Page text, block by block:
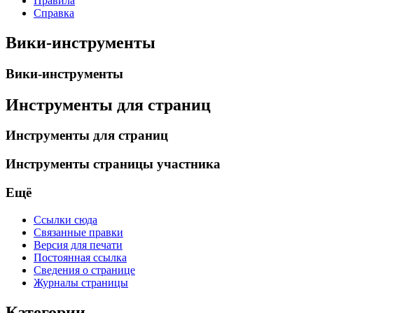
Справка
Вики-инструменты
Вики-инструменты
Инструменты для страниц
Инструменты для страниц
Инструменты страницы участника
Ещё
Ссылки сюда
Связанные правки
Версия для печати
Постоянная ссылка
Сведения о странице
Журналы страницы